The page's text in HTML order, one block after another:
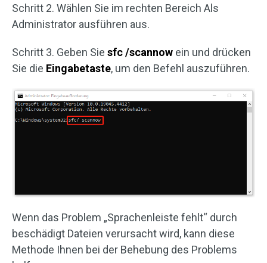
Schritt 2. Wählen Sie im rechten Bereich Als
Administrator ausführen aus.
Schritt 3. Geben Sie sfc /scannow ein und drücken
Sie die Eingabetaste, um den Befehl auszuführen.
Wenn das Problem „Sprachenleiste fehlt“ durch
beschädigt Dateien verursacht wird, kann diese
Methode Ihnen bei der Behebung des Problems